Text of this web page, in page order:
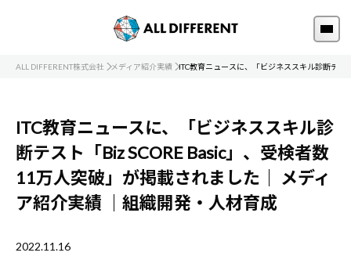
ALL DIFFERENT株式会社 メディア紹介実績 ITC教育ニュースに、「ビジネススキル診断テ
ITC教育ニュースに、「ビジネススキル診
断テスト「Biz SCORE Basic」、受検者数
11万人突破」が掲載されました｜ メディ
ア紹介実績
｜組織開発・人材育成
2022.11.16